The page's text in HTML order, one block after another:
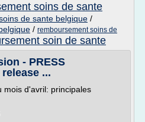
soins de sante
de sante belgique /
/ remboursement soins de
soin de sante
- PRESS
...
mois d'avril: principales